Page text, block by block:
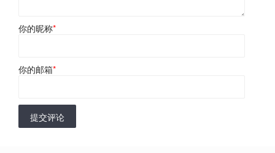
你的昵称*
你的邮箱*
提交评论